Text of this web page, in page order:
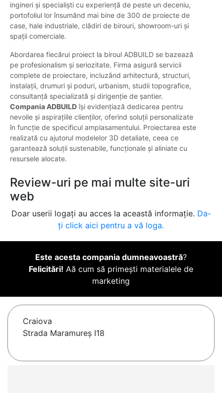
ingineri și specialiști cu experiență de peste un deceniu,
portofoliul lor însumând mai bine de 300 de proiecte de
case, hale industriale, clădiri de birouri, showroom-uri și
spații comerciale.
Abordarea fiecărui proiect la biroul ADBUILD se bazează
pe profesionalism și seriozitate. Firma asigură servicii
complete de proiectare, incluzând arhitectură, structuri,
instalații, drumuri și poduri, urbanism, studii topografice,
consultanță specializată și dirigenție de șantier.
Compania ADBUILDîși evidențiază dedicarea pentru
nevoile și aspirațiile clienților, oferind soluții personalizate
în funcție de specificul amplasamentului. Proiectarea este
realizată cu ajutorul modelelor 3D detaliate, ceea ce
garantează soluții sustenabile, funcționale și aliniate cu
resursele alocate.
Review-uri pe mai multe site-uri
web
Doar userii logați au acces la această informație. Da-
ți click aici pentru a vă loga.
Este acesta compania dumneavoastră?
Felicitări! Aă cum să primești materialele de
marketing
Craiova
Strada Maramureș I18